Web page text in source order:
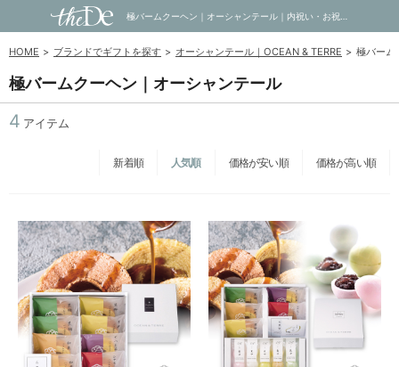
HOME ブランドでギフトを探す オーシャンテール｜OCEAN & TERRE 極バーム
極バームクーヘン｜オーシャンテール
4 アイテム
新着順 人気順 価格が安い順 価格が高い順